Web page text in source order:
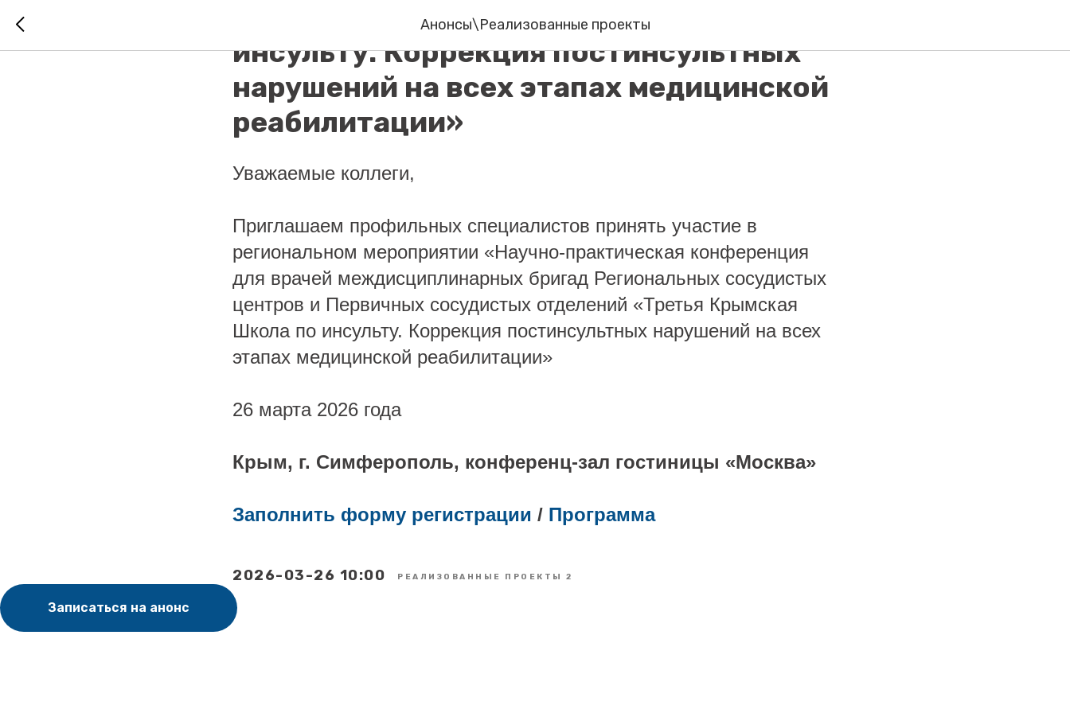
Анонсы\Реализованные проекты
НПК «Третья Крымская Школа по
инсульту. Коррекция постинсультных
нарушений на всех этапах медицинской
реабилитации»
Уважаемые коллеги,
Приглашаем профильных специалистов принять участие в
региональном мероприятии «Научно-практическая конференция
для врачей междисциплинарных бригад Региональных сосудистых
центров и Первичных сосудистых отделений «Третья Крымская
Школа по инсульту. Коррекция постинсультных нарушений на всех
этапах медицинской реабилитации»
26 марта 2026 года
Крым, г. Симферополь, конференц-зал гостиницы «Москва»
Заполнить форму регистрации / Программа
2026-03-26 10:00 РЕАЛИЗОВАННЫЕ ПРОЕКТЫ 2
Записаться на анонс